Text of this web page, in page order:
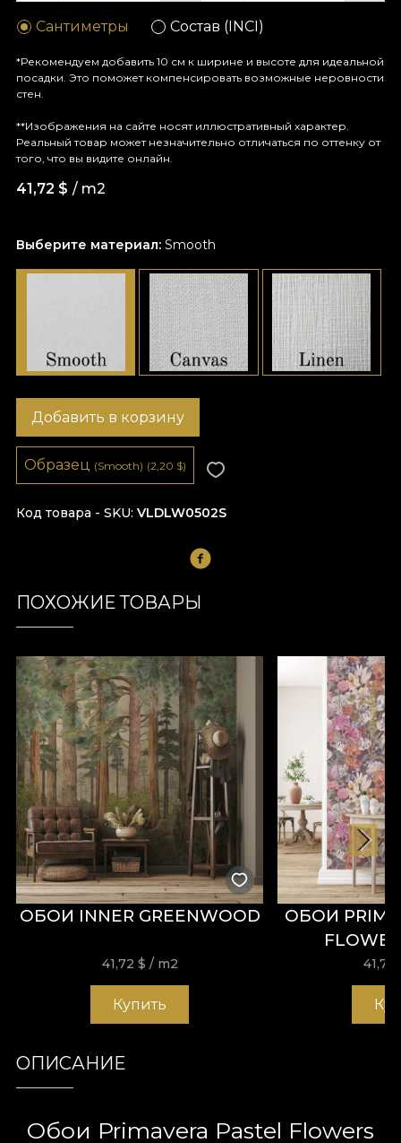
Выберите материал: Smooth
Сантиметры Состав (INCI)
*Рекомендуем добавить 10 см к ширине и высоте для идеальной
посадки. Это поможет компенсировать возможные неровности
стен.
**Изображения на сайте носят иллюстративный характер.
Реальный товар может незначительно отличаться по оттенку от
того, что вы видите онлайн.
41,72 $ / m2
Код товара - SKU VLDLW0502S
Добавить в корзину
Образец (Smooth) (2,20 $)
ПОХОЖИЕ ТОВАРЫ
ОБОИ INNER GREENWOOD
41,72 $ / m2
Купить
ОБОИ
41,72
ОПИСАНИЕ
Обои Primavera Pastel Flowers